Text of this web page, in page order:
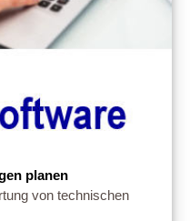
planen
von technischen